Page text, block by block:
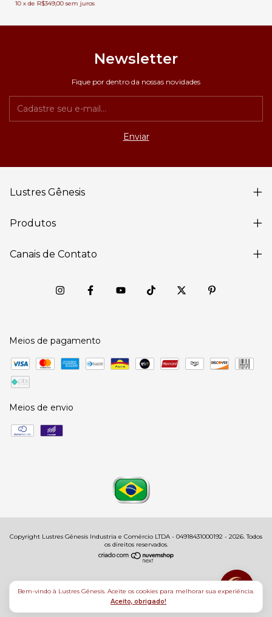
Bem-vindo à Lustres Gênesis. Aceite os cookies para melhorar sua experiência.
Aceito, obrigado!
10 xde R$349,00 sem juros
Newsletter
Fique por dentro da nossas novidades
Lustres Gênesis
Produtos
Canais de Contato
Meios de pagamento
Meios de envio
Copyright Lustres Gênesis Industria e Comércio LTDA - 04918431000192 - 2026. Todos
os direitos reservados.